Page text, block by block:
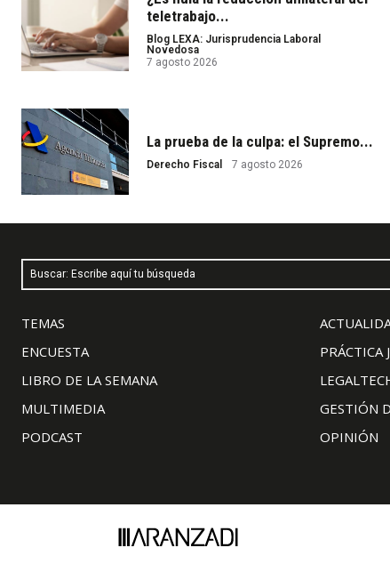
teletrabajo...
Blog LEXA: Jurisprudencia Laboral
Novedosa
7 agosto 2026
La prueba de la culpa: el Supremo...
Derecho Fiscal 7 agosto 2026
Buscar: Escribe aquí tu búsqueda
TEMAS
ENCUESTA
LIBRO DE LA SEMANA
MULTIMEDIA
PODCAST
PRÁCTICA
GESTIÓN
OPINIÓN